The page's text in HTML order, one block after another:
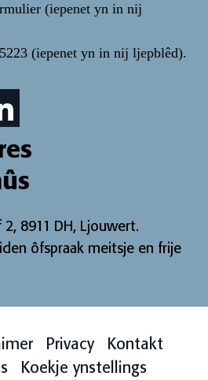
(iepenet yn in nij
(iepenet yn in nij ljepblêd).
ús Facebook pagina
sjoch ús Twitter pagina
ikoan: Besjoch ús Instagram
ikoan: besjoch ús LinkedIn
8911 DH, Ljouwert.
ôfspraak meitsje en frije
Privacy
Kontakt
Koekje ynstellings